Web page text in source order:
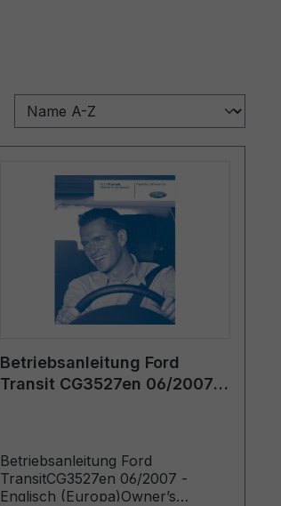
Betriebsanleitung Ford
Transit CG3527en 06/2007 -
Betriebsanleitung Ford
TransitCG3527en 06/2007 -
Englisch (Europa)Owner’s